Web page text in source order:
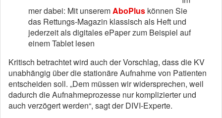
mer dabei: Mit unseremAboPlus können Sie
das Rettungs-Magazin klassisch als Heft und
jederzeit als digitales ePaper zum Beispiel auf
einem Tablet lesen
Kritisch betrachtet wird auch der Vorschlag, dass die KV
unabhängig über die stationäre Aufnahme von Patienten
entscheiden soll. „Dem müssen wir widersprechen, weil
dadurch die Aufnahmeprozesse nur komplizierter und
auch verzögert werden“, sagt der DIVI-Experte.